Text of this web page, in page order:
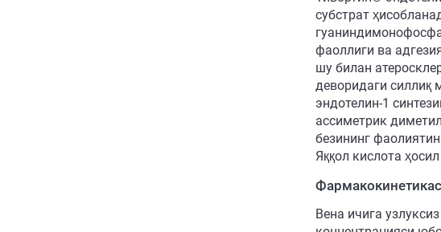
субстрат
фаоллиги ва
шу билан
деворидаги силлиқ
эндотелин-1
ассиметрик
безининг
Яққол кислота
Вена ичига